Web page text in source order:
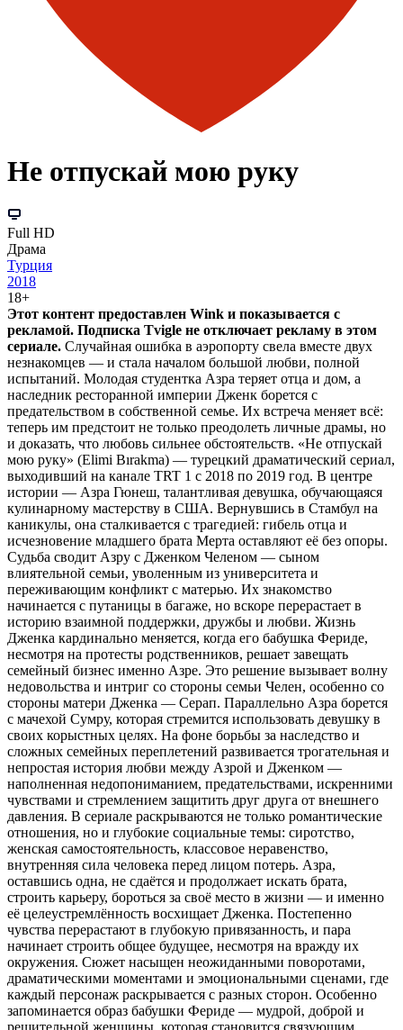
Не отпускай мою руку
Full HD
Драма
Турция
2018
18+
Этот контент предоставлен Wink и показывается с
рекламой. Подписка Tvigle не отключает рекламу в этом
сериале. Случайная ошибка в аэропорту свела вместе двух
незнакомцев — и стала началом большой любви, полной
испытаний. Молодая студентка Азра теряет отца и дом, а
наследник ресторанной империи Дженк борется с
предательством в собственной семье. Их встреча меняет всё:
теперь им предстоит не только преодолеть личные драмы, но
и доказать, что любовь сильнее обстоятельств. «Не отпускай
мою руку» (Elimi Bırakma) — турецкий драматический сериал,
выходивший на канале TRT 1 с 2018 по 2019 год. В центре
истории — Азра Гюнеш, талантливая девушка, обучающаяся
кулинарному мастерству в США. Вернувшись в Стамбул на
каникулы, она сталкивается с трагедией: гибель отца и
исчезновение младшего брата Мерта оставляют её без опоры.
Судьба сводит Азру с Дженком Челеном — сыном
влиятельной семьи, уволенным из университета и
переживающим конфликт с матерью. Их знакомство
начинается с путаницы в багаже, но вскоре перерастает в
историю взаимной поддержки, дружбы и любви. Жизнь
Дженка кардинально меняется, когда его бабушка Фериде,
несмотря на протесты родственников, решает завещать
семейный бизнес именно Азре. Это решение вызывает волну
недовольства и интриг со стороны семьи Челен, особенно со
стороны матери Дженка — Серап. Параллельно Азра борется
с мачехой Сумру, которая стремится использовать девушку в
своих корыстных целях. На фоне борьбы за наследство и
сложных семейных переплетений развивается трогательная и
непростая история любви между Азрой и Дженком —
наполненная недопониманием, предательствами, искренними
чувствами и стремлением защитить друг друга от внешнего
давления. В сериале раскрываются не только романтические
отношения, но и глубокие социальные темы: сиротство,
женская самостоятельность, классовое неравенство,
внутренняя сила человека перед лицом потерь. Азра,
оставшись одна, не сдаётся и продолжает искать брата,
строить карьеру, бороться за своё место в жизни — и именно
её целеустремлённость восхищает Дженка. Постепенно
чувства перерастают в глубокую привязанность, и пара
начинает строить общее будущее, несмотря на вражду их
окружения. Сюжет насыщен неожиданными поворотами,
драматическими моментами и эмоциональными сценами, где
каждый персонаж раскрывается с разных сторон. Особенно
запоминается образ бабушки Фериде — мудрой, доброй и